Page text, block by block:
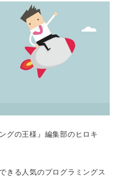
グの王様』編集部のヒロキ
きる人気のプログラミングス